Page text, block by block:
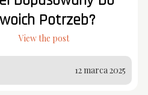
Potrzeb?
View the post
12 marca 2025